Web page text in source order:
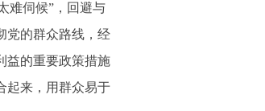
难伺候”，回避与
党的群众路线，经
益的重要政策措施
起来，用群众易于